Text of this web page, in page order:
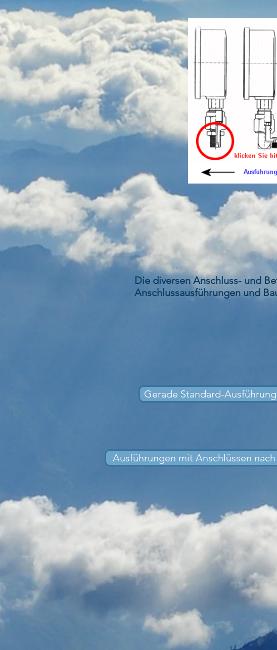
Die diversen Anschluss- und
Anschlussausführungen und
Gerade Standard-
Ausführungen mit Anschlüssen